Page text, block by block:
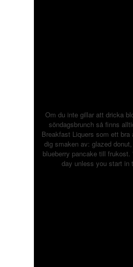
Om du inte gillar att dricka
söndagsbrunch så finns
Breakfast Liquers som ett bra
dig smaken av: glazed
blueberry pancake till frukost.
day unless you start in